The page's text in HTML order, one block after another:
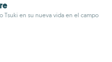
Tsuki en su nueva vida en el campo